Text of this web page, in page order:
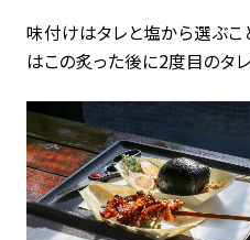
味付けはタレと塩から選ぶこ
はこの炙った後に2度目のタ